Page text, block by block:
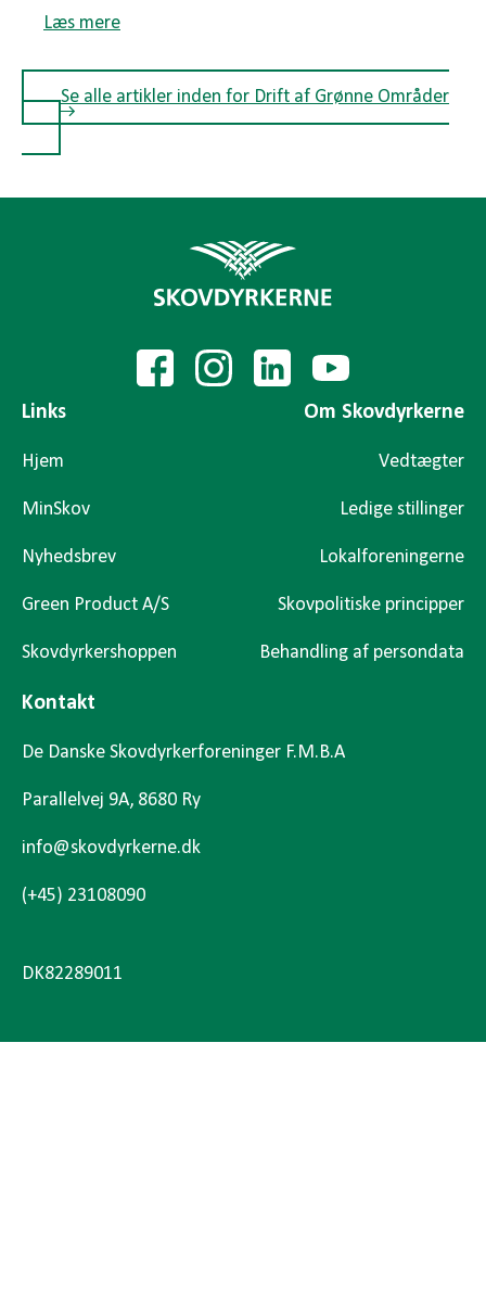
Læs mere
Se alle artikler inden for Drift af Grønne Områder
Links
Hjem
MinSkov
Nyhedsbrev
Green Product A/S
Skovdyrkershoppen
Om Skovdyrkerne
Vedtægter
Ledige stillinger
Lokalforeningerne
Skovpolitiske principper
Behandling af persondata
Kontakt
De Danske Skovdyrkerforeninger F.M.B.A
Parallelvej 9A, 8680 Ry
info@skovdyrkerne.dk
(+45) 23108090
DK82289011